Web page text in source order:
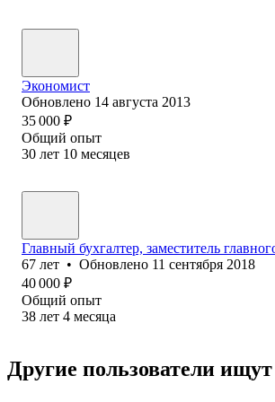
Экономист
Обновлено 14 августа 2013
35 000 ₽
Общий опыт
30 лет 10 месяцев
Главный бухгалтер, заместитель
67 лет • Обновлено 11 сентября 2018
40 000 ₽
Общий опыт
38 лет 4 месяца
Другие пользователи ищут